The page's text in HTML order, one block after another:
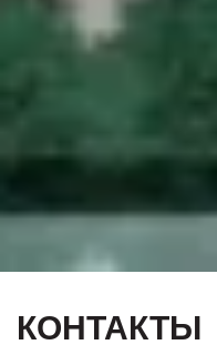
КОНТАКТЫ